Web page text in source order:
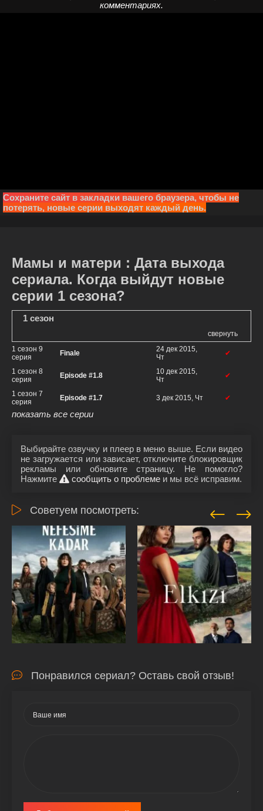
комментариях.
Сохраните сайт в закладки вашего браузера, чтобы не
потерять, новые серии выходят каждый день.
Мамы и матери : Дата выхода
сериала. Когда выйдут новые
серии 1 сезона?
1 сезон
свернуть
1 сезон 9
серия
Finale
24 дек 2015,
Чт
✔
1 сезон 8
серия
Episode #1.8
10 дек 2015,
Чт
✔
1 сезон 7
серия
Episode #1.7 3 дек 2015, Чт ✔
показать все серии
Выбирайте озвучку и плеер в меню выше. Если видео
не загружается или зависает, отключите блокировщик
рекламы или обновите страницу. Не помогло?
Нажмите
сообщить о проблеме и мы всё исправим.
Советуем посмотреть:
Понравился сериал? Оставь свой отзыв!